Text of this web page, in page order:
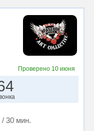
Проверено 10 июня
/ 30 мин.